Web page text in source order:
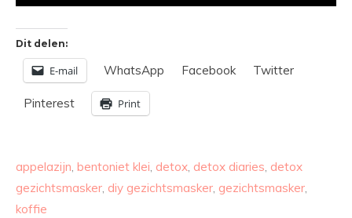
Dit delen:
E-mail WhatsApp Facebook Twitter
Pinterest Print
appelazijn bentoniet klei detox detox diaries detox
gezichtsmasker diy gezichtsmasker gezichtsmasker
koffie